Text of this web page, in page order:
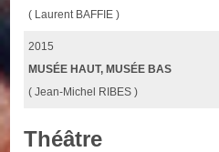
( Laurent BAFFIE )
2015
MUSÉE HAUT, MUSÉE BAS
( Jean-Michel RIBES )
Théâtre